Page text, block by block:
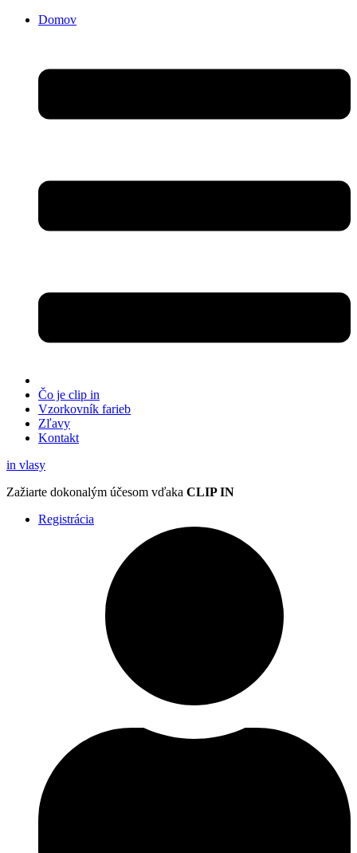
Domov
Čo je clip in
Vzorkovník farieb
Zľavy
Kontakt
in vlasy
Zažiarte dokonalým účesom vďaka CLIP IN
Registrácia